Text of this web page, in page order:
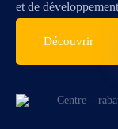
et de
Découvrir